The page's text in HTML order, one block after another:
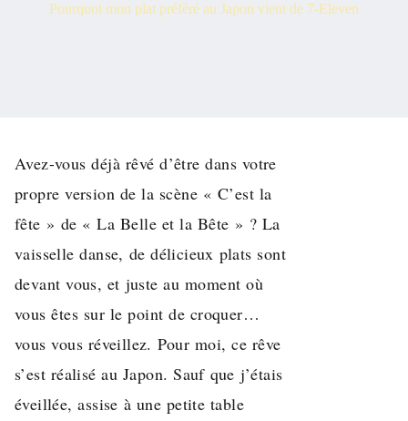
Pourquoi mon plat préféré au Japon vient de 7-Eleven
Avez-vous déjà rêvé d’être dans votre
propre version de la scène « C’est la
fête » de « La Belle et la Bête » ? La
vaisselle danse, de délicieux plats sont
devant vous, et juste au moment où
vous êtes sur le point de croquer…
vous vous réveillez. Pour moi, ce rêve
s’est réalisé au Japon. Sauf que j’étais
éveillée, assise à une petite table